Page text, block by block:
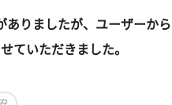
りましたが、ユーザーから
ていただきました。